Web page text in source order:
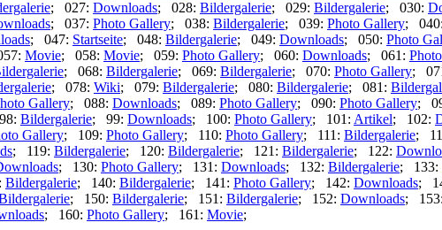
; 027: Downloads; 028: Bildergalerie; 029: Bildergalerie; 030:
; 037: Photo Gallery; 038: Bildergalerie; 039: Photo Gallery; 040:
; 047: Startseite; 048: Bildergalerie; 049: Downloads; 050: Photo
Movie; 058: Movie; 059: Photo Gallery; 060: Downloads; 061:
; 068: Bildergalerie; 069: Bildergalerie; 070: Photo Gallery;
; 078: Wiki; 079: Bildergalerie; 080: Bildergalerie; 081:
Gallery; 088: Downloads; 089: Photo Gallery; 090: Photo Gallery;
Bildergalerie; 99: Downloads; 100: Photo Gallery; 101: Artikel; 102:
Gallery; 109: Photo Gallery; 110: Photo Gallery; 111: Bildergalerie;
; 119: Bildergalerie; 120: Bildergalerie; 121: Bildergalerie; 122:
; 130: Photo Gallery; 131: Downloads; 132: Bildergalerie; 133:
Bildergalerie; 140: Bildergalerie; 141: Photo Gallery; 142: Downloads;
; 150: Bildergalerie; 151: Bildergalerie; 152: Downloads; 153:
; 160: Photo Gallery; 161: Movie;